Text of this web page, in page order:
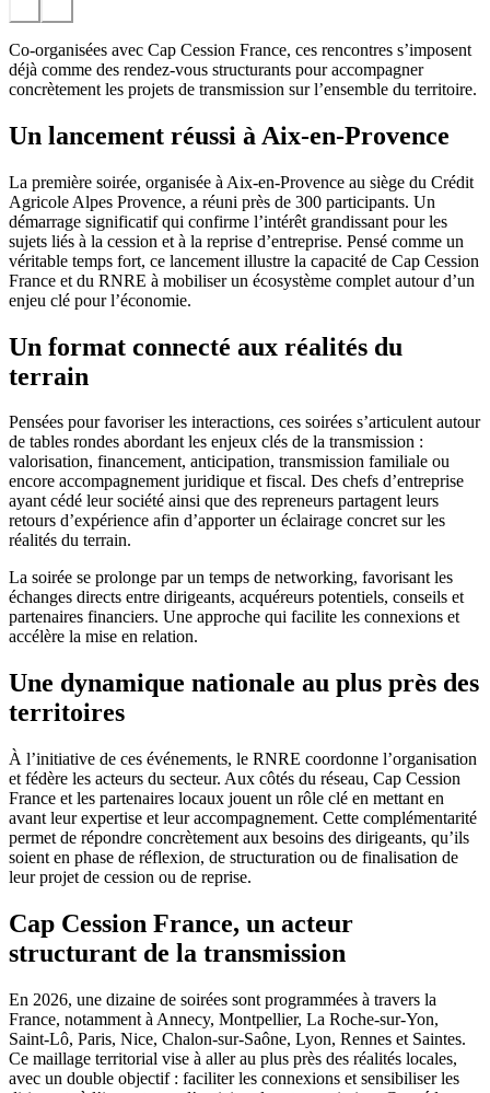
Co-organisées avec Cap Cession France, ces rencontres s’imposent
déjà comme des rendez-vous structurants pour accompagner
concrètement les projets de transmission sur l’ensemble du territoire.
Un lancement réussi à Aix-en-Provence
La première soirée, organisée à Aix-en-Provence au siège du Crédit
Agricole Alpes Provence, a réuni près de 300 participants. Un
démarrage significatif qui confirme l’intérêt grandissant pour les
sujets liés à la cession et à la reprise d’entreprise. Pensé comme un
véritable temps fort, ce lancement illustre la capacité de Cap Cession
France et du RNRE à mobiliser un écosystème complet autour d’un
enjeu clé pour l’économie.
Un format connecté aux réalités du
terrain
Pensées pour favoriser les interactions, ces soirées s’articulent autour
de tables rondes abordant les enjeux clés de la transmission :
valorisation, financement, anticipation, transmission familiale ou
encore accompagnement juridique et fiscal. Des chefs d’entreprise
ayant cédé leur société ainsi que des repreneurs partagent leurs
retours d’expérience afin d’apporter un éclairage concret sur les
réalités du terrain.
La soirée se prolonge par un temps de networking, favorisant les
échanges directs entre dirigeants, acquéreurs potentiels, conseils et
partenaires financiers. Une approche qui facilite les connexions et
accélère la mise en relation.
Une dynamique nationale au plus près des
territoires
À l’initiative de ces événements, le RNRE coordonne l’organisation
et fédère les acteurs du secteur. Aux côtés du réseau, Cap Cession
France et les partenaires locaux jouent un rôle clé en mettant en
avant leur expertise et leur accompagnement. Cette complémentarité
permet de répondre concrètement aux besoins des dirigeants, qu’ils
soient en phase de réflexion, de structuration ou de finalisation de
leur projet de cession ou de reprise.
Cap Cession France, un acteur
structurant de la transmission
En 2026, une dizaine de soirées sont programmées à travers la
France, notamment à Annecy, Montpellier, La Roche-sur-Yon,
Saint-Lô, Paris, Nice, Chalon-sur-Saône, Lyon, Rennes et Saintes.
Ce maillage territorial vise à aller au plus près des réalités locales,
avec un double objectif : faciliter les connexions et sensibiliser les